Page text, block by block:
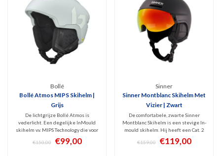
Bollé
Bollé Atmos MIPS Skihelm |
Grijs
De lichtgrijze Bollé Atmos is
vederlicht. Een degelijke InMould
skihelm v.v. MIPS Technology die voor
zowel mannen als vrouwen prima
allround bescherming biedt aan
€150,00 €99,00
Sinner
Sinner Montblanc Skihelm Met
Vizier | Zwart
De comfortabele, zwarte Sinner
Montblanc Skihelm is een stevige In-
mould skihelm. Hij heeft een Cat. 2
spiegelvizier dat niet OP maar IN de
helm ligt. Hierdoor is er geen
€159,00 €119,00